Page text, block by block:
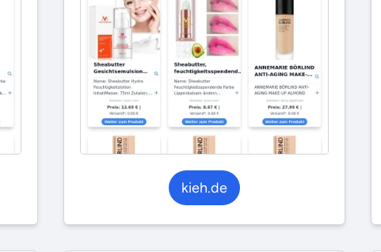
kieh.de